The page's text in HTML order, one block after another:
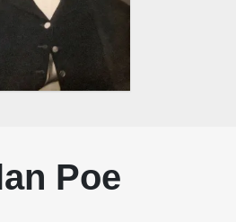
Poe